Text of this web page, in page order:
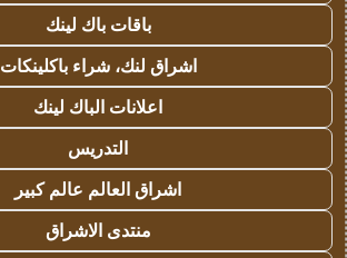
باقات باك لينك
اشراق لنك، شراء باكلينكات
اعلانات الباك لينك
التدريس
اشراق العالم عالم كبير
منتدى الاشراق